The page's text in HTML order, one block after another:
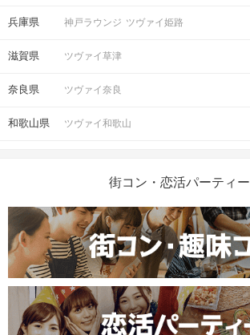
兵庫県 神戸ラウンジ ツヴァイ姫路
滋賀県 ツヴァイ草津
奈良県 ツヴァイ奈良
和歌山県 ツヴァイ和歌山
街コン・恋活パーティー